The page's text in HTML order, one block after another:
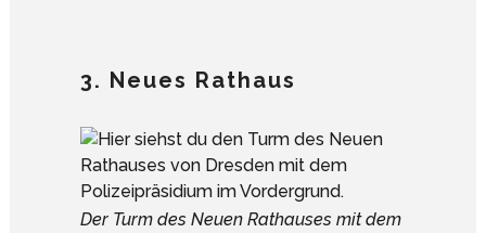
3. Neues Rathaus
Der Turm des Neuen Rathauses mit dem